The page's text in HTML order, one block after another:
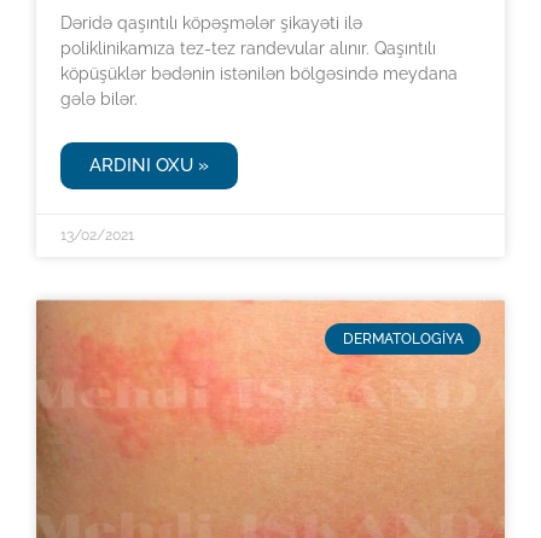
Dəridə qaşıntılı köpəşmələr şikayəti ilə
poliklinikamıza tez-tez randevular alınır. Qaşıntılı
köpüşüklər bədənin istənilən bölgəsində meydana
gələ bilər.
ARDINI OXU »
13/02/2021
DERMATOLOGİYA